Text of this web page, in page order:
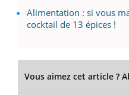
Alimentation : si vous
cocktail de 13 épices !
Vous aimez cet article ?